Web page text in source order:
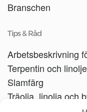
Branschen
Tips & Råd
Arbetsbeskrivning
Terpentin och
Slamfärg
Träolja, linolja och